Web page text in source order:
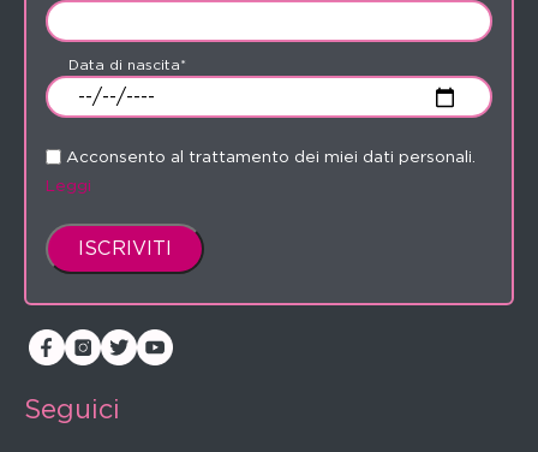
Data di nascita*
Acconsento al trattamento dei miei dati personali.
Leggi
Seguici